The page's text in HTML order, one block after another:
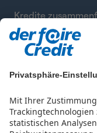
Privatsphäre-
Mit Ihrer
statistischen
Kredite